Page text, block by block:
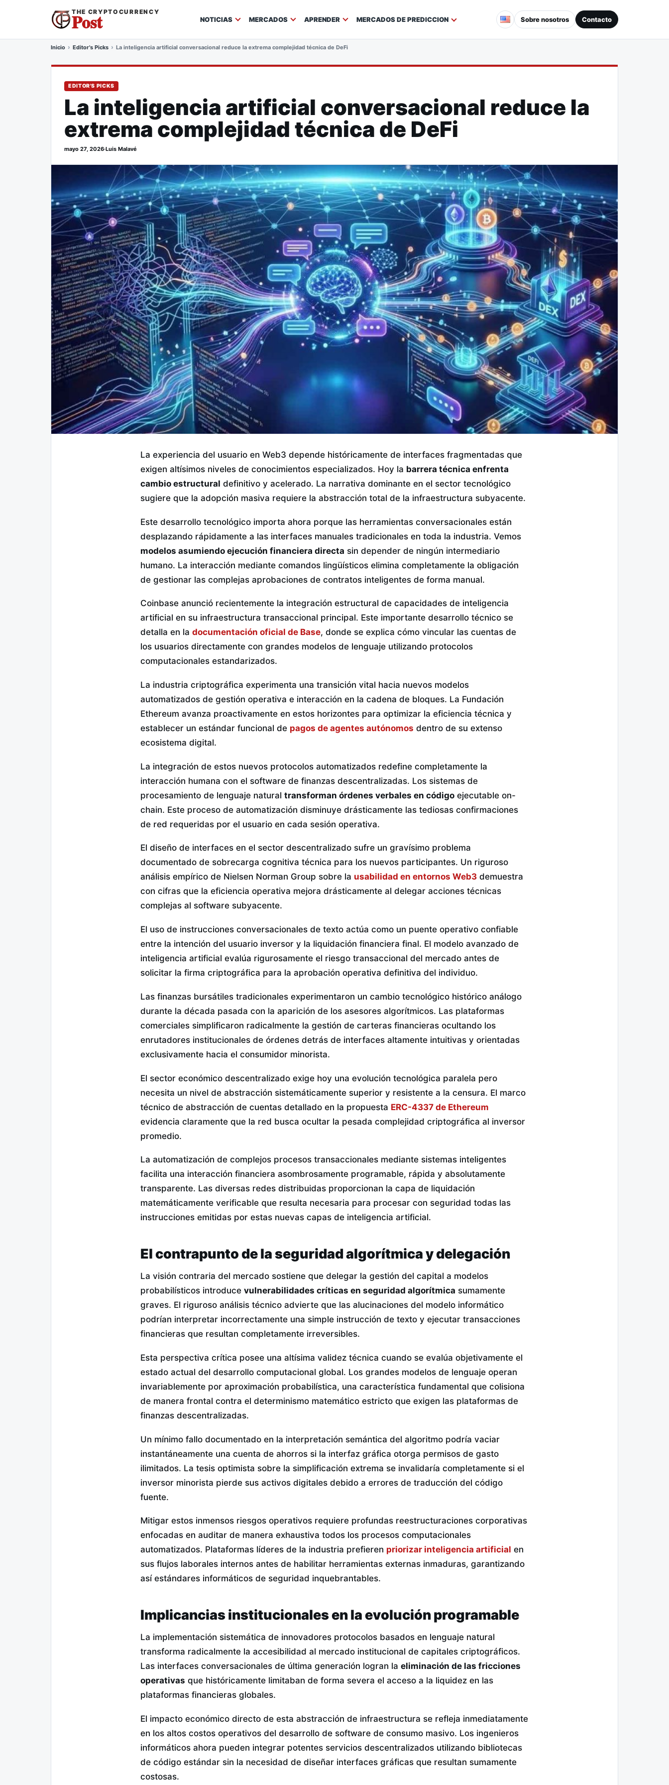
THE CRYPTOCURRENCY
Post NOTICIAS MERCADOS APRENDER MERCADOS DE PREDICCION Sobre nosotros Contacto
Inicio Editor's Picks La inteligencia artificial conversacional reduce la extrema complejidad técnica de DeFi
EDITOR'S PICKS
La inteligencia artificial conversacional reduce la
extrema complejidad técnica de DeFi
mayo 27, 2026·Luis Malavé
La experiencia del usuario en Web3 depende históricamente de interfaces fragmentadas que
exigen altísimos niveles de conocimientos especializados. Hoy la barrera técnica enfrenta
cambio estructural definitivo y acelerado. La narrativa dominante en el sector tecnológico
sugiere que la adopción masiva requiere la abstracción total de la infraestructura subyacente.
Este desarrollo tecnológico importa ahora porque las herramientas conversacionales están
desplazando rápidamente a las interfaces manuales tradicionales en toda la industria. Vemos
modelos asumiendo ejecución financiera directa sin depender de ningún intermediario
humano. La interacción mediante comandos lingüísticos elimina completamente la obligación
de gestionar las complejas aprobaciones de contratos inteligentes de forma manual.
Coinbase anunció recientemente la integración estructural de capacidades de inteligencia
artificial en su infraestructura transaccional principal. Este importante desarrollo técnico se
detalla en la documentación oficial de Base, donde se explica cómo vincular las cuentas de
los usuarios directamente con grandes modelos de lenguaje utilizando protocolos
computacionales estandarizados.
La industria criptográfica experimenta una transición vital hacia nuevos modelos
automatizados de gestión operativa e interacción en la cadena de bloques. La Fundación
Ethereum avanza proactivamente en estos horizontes para optimizar la eficiencia técnica y
establecer un estándar funcional de pagos de agentes autónomos dentro de su extenso
ecosistema digital.
La integración de estos nuevos protocolos automatizados redefine completamente la
interacción humana con el software de finanzas descentralizadas. Los sistemas de
procesamiento de lenguaje natural transforman órdenes verbales en código ejecutable on-
chain. Este proceso de automatización disminuye drásticamente las tediosas confirmaciones
de red requeridas por el usuario en cada sesión operativa.
El diseño de interfaces en el sector descentralizado sufre un gravísimo problema
documentado de sobrecarga cognitiva técnica para los nuevos participantes. Un riguroso
análisis empírico de Nielsen Norman Group sobre la usabilidad en entornos Web3 demuestra
con cifras que la eficiencia operativa mejora drásticamente al delegar acciones técnicas
complejas al software subyacente.
El uso de instrucciones conversacionales de texto actúa como un puente operativo confiable
entre la intención del usuario inversor y la liquidación financiera final. El modelo avanzado de
inteligencia artificial evalúa rigurosamente el riesgo transaccional del mercado antes de
solicitar la firma criptográfica para la aprobación operativa definitiva del individuo.
Las finanzas bursátiles tradicionales experimentaron un cambio tecnológico histórico análogo
durante la década pasada con la aparición de los asesores algorítmicos. Las plataformas
comerciales simplificaron radicalmente la gestión de carteras financieras ocultando los
enrutadores institucionales de órdenes detrás de interfaces altamente intuitivas y orientadas
exclusivamente hacia el consumidor minorista.
El sector económico descentralizado exige hoy una evolución tecnológica paralela pero
necesita un nivel de abstracción sistemáticamente superior y resistente a la censura. El marco
técnico de abstracción de cuentas detallado en la propuesta ERC-4337 de Ethereum
evidencia claramente que la red busca ocultar la pesada complejidad criptográfica al inversor
promedio.
La automatización de complejos procesos transaccionales mediante sistemas inteligentes
facilita una interacción financiera asombrosamente programable, rápida y absolutamente
transparente. Las diversas redes distribuidas proporcionan la capa de liquidación
matemáticamente verificable que resulta necesaria para procesar con seguridad todas las
instrucciones emitidas por estas nuevas capas de inteligencia artificial.
El contrapunto de la seguridad algorítmica y delegación
La visión contraria del mercado sostiene que delegar la gestión del capital a modelos
probabilísticos introduce vulnerabilidades críticas en seguridad algorítmica sumamente
graves. El riguroso análisis técnico advierte que las alucinaciones del modelo informático
podrían interpretar incorrectamente una simple instrucción de texto y ejecutar transacciones
financieras que resultan completamente irreversibles.
Esta perspectiva crítica posee una altísima validez técnica cuando se evalúa objetivamente el
estado actual del desarrollo computacional global. Los grandes modelos de lenguaje operan
invariablemente por aproximación probabilística, una característica fundamental que colisiona
de manera frontal contra el determinismo matemático estricto que exigen las plataformas de
finanzas descentralizadas.
Un mínimo fallo documentado en la interpretación semántica del algoritmo podría vaciar
instantáneamente una cuenta de ahorros si la interfaz gráfica otorga permisos de gasto
ilimitados. La tesis optimista sobre la simplificación extrema se invalidaría completamente si el
inversor minorista pierde sus activos digitales debido a errores de traducción del código
fuente.
Mitigar estos inmensos riesgos operativos requiere profundas reestructuraciones corporativas
enfocadas en auditar de manera exhaustiva todos los procesos computacionales
automatizados. Plataformas líderes de la industria prefieren priorizar inteligencia artificial en
sus flujos laborales internos antes de habilitar herramientas externas inmaduras, garantizando
así estándares informáticos de seguridad inquebrantables.
Implicancias institucionales en la evolución programable
La implementación sistemática de innovadores protocolos basados en lenguaje natural
transforma radicalmente la accesibilidad al mercado institucional de capitales criptográficos.
Las interfaces conversacionales de última generación logran la eliminación de las fricciones
operativas que históricamente limitaban de forma severa el acceso a la liquidez en las
plataformas financieras globales.
El impacto económico directo de esta abstracción de infraestructura se refleja inmediatamente
en los altos costos operativos del desarrollo de software de consumo masivo. Los ingenieros
informáticos ahora pueden integrar potentes servicios descentralizados utilizando bibliotecas
de código estándar sin la necesidad de diseñar interfaces gráficas que resultan sumamente
costosas.